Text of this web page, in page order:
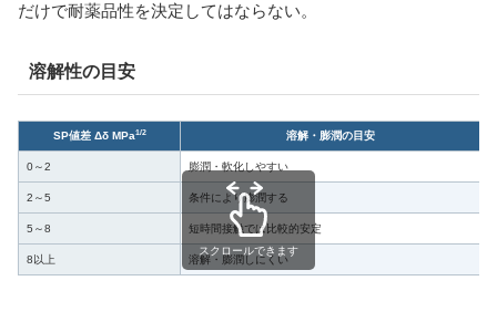
だけで耐薬品性を決定してはならない。
溶解性の目安
SP値差 Δδ MPa1/2 溶解・膨潤の目安
0～2 膨潤・軟化しやすい
2～5 条件により膨潤する
5～8 短時間接触では比較的安定
8以上 溶解・膨潤しにくい
スクロールできます